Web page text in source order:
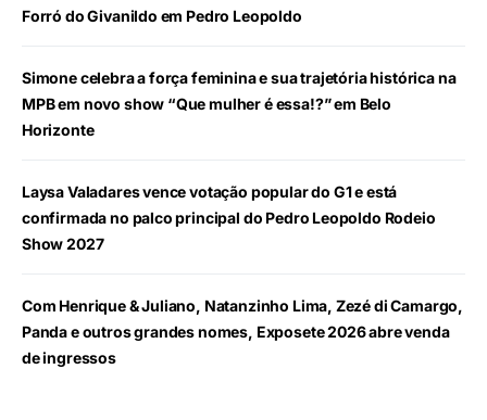
Forró do Givanildo em Pedro Leopoldo
Simone celebra a força feminina e sua trajetória histórica na
MPB em novo show “Que mulher é essa!?” em Belo
Horizonte
Laysa Valadares vence votação popular do G1 e está
confirmada no palco principal do Pedro Leopoldo Rodeio
Show 2027
Com Henrique & Juliano, Natanzinho Lima, Zezé di Camargo,
Panda e outros grandes nomes, Exposete 2026 abre venda
de ingressos